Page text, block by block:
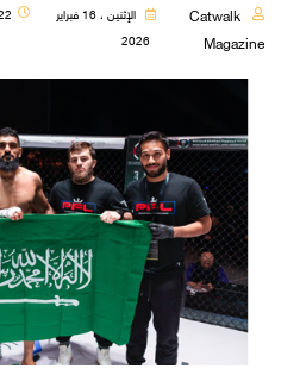
Catwalk
Magazine
الإثنين ، 16 فبراير
2026